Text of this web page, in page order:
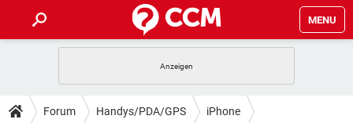
MENU
ANDROID IOS
TIPPS & TRICKS
Forum Handys/PDA/GPS iPhone